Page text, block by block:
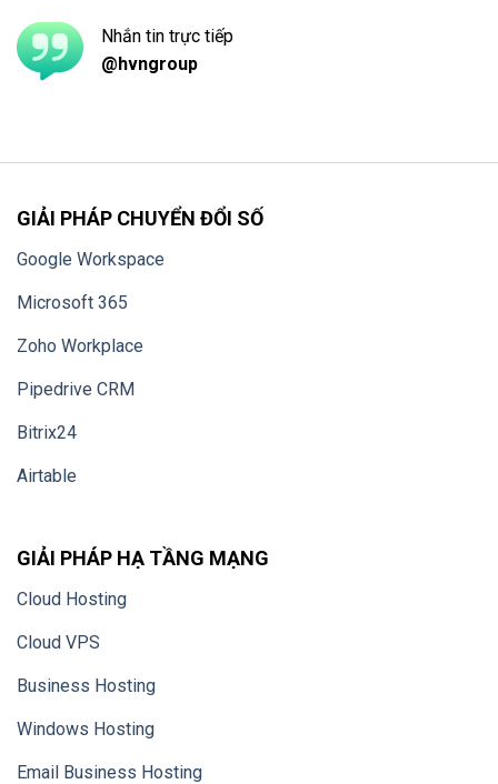
Nhắn tin trực tiếp
@hvngroup
GIẢI PHÁP CHUYỂN ĐỔI SỐ
Google Workspace
Microsoft 365
Zoho Workplace
Pipedrive CRM
Bitrix24
Airtable
GIẢI PHÁP HẠ TẦNG MẠNG
Cloud Hosting
Cloud VPS
Business Hosting
Windows Hosting
Email Business Hosting